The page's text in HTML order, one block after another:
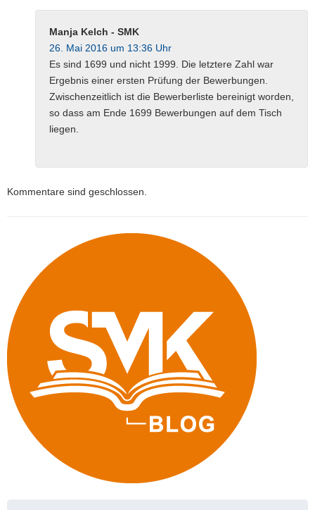
Manja Kelch - SMK
26. Mai 2016 um 13:36 Uhr
Es sind 1699 und nicht 1999. Die letztere Zahl war
Ergebnis einer ersten Prüfung der Bewerbungen.
Zwischenzeitlich ist die Bewerberliste bereinigt worden,
so dass am Ende 1699 Bewerbungen auf dem Tisch
liegen.
Kommentare sind geschlossen.